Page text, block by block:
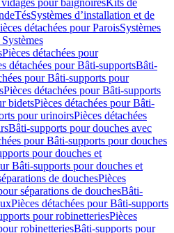
pour baignoiresKits de
TésSystèmes d’installation et de
détachées pour ParoisSystèmes
Pièces détachées pour
détachées pour Bâti-supportsBâti-
pour Bâti-supports pour
Pièces détachées pour Bâti-supports
bidetsPièces détachées pour Bâti-
pour urinoirsPièces détachées
Bâti-supports pour douches avec
pour Bâti-supports pour douches
pour douches et
Bâti-supports pour douches et
de douchesPièces
séparations de douchesBâti-
Pièces détachées pour Bâti-supports
pour robinetteriesPièces
robinetteriesBâti-supports pour